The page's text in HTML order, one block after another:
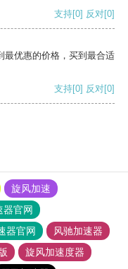
支持[0] 反对[0]
最优惠的价格，买到最合适
支持[0] 反对[0]
旋风加速
器官网
器官网
风驰加速器
旋风加速度器